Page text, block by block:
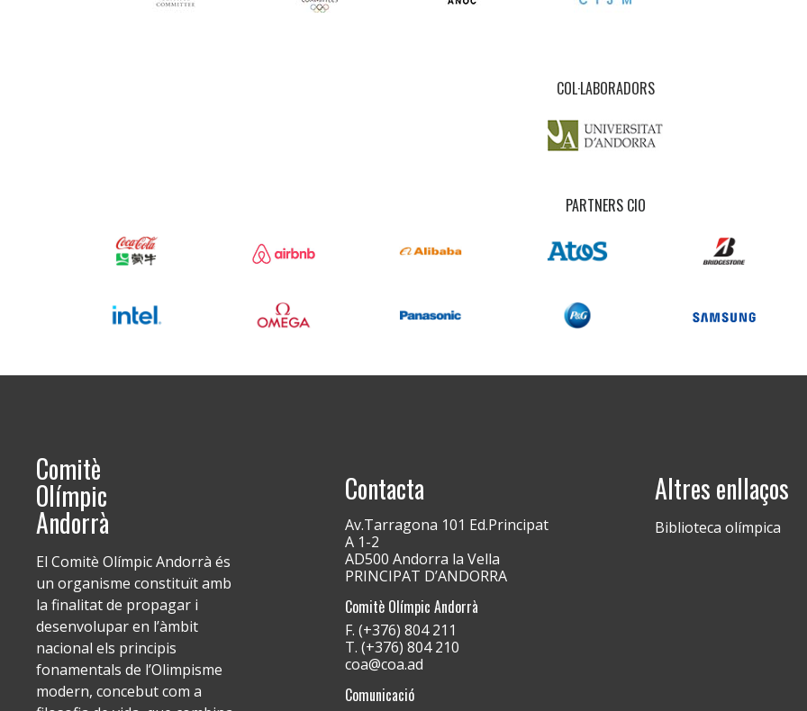
COL·LABORADORS
PARTNERS CIO
Comitè
Olímpic
Andorrà
El Comitè Olímpic Andorrà és
un organisme constituït amb
la finalitat de propagar i
desenvolupar en l’àmbit
nacional els principis
fonamentals de l’Olimpisme
modern, concebut com a
Contacta
Av.Tarragona 101 Ed.Principat
A 1-2
AD500 Andorra la Vella
PRINCIPAT D’ANDORRA
Comitè Olímpic Andorrà
F. (+376) 804 211
T. (+376) 804 210
coa@coa.ad
Comunicació
Altres enllaços
Biblioteca olímpica